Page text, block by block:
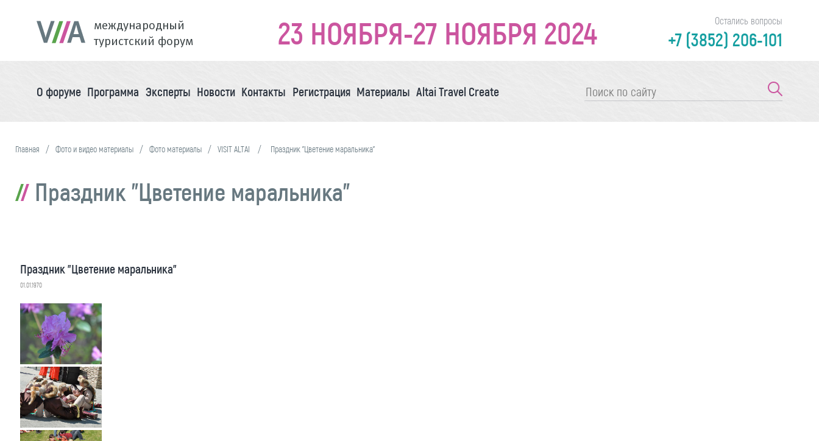
международный
туристский форум
23 НОЯБРЯ-27 НОЯБРЯ 2024 Остались вопросы
+7 (3852) 206-101
О форуме Программа Эксперты Новости Контакты Регистрация Материалы Altai Travel Create
Главная Фото и видео материалы Фото материалы VISIT ALTAI Праздник "Цветение маральника"
Праздник "Цветение маральника"
Праздник "Цветение маральника"
01.01.1970